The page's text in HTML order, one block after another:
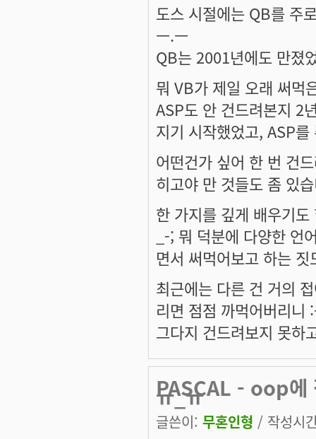
도스 시절에는 QB를 주
ㅡ.ㅡ
QB는 2001년에도 만졌
뭐 VB가 제일 오래 써먹
ASP도 안 건드려본지 2
지기 시작했었고, ASP
어떤건가 싶어 한 번 건
히고야 만 것들도 좀 있
한 가지를 깊게 배우기
_-; 뭐 덕분에 다양한
면서 써먹어보고 하는
최근에는 다른 건 거의
리면 점점 까먹어버리니
그다지 건드려보지 못하
PASCAL - oop에
ㅠ_ㅠ
글쓴이: 무혼인형 / 작성시